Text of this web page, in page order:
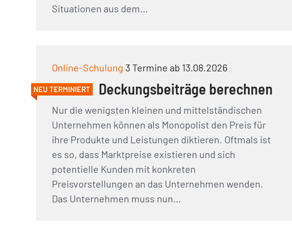
Situationen aus dem…
Online-Schulung 3 Termine ab 13.08.2026
NEU TERMINIERT Deckungsbeiträge berechnen
Nur die wenigsten kleinen und mittelständischen
Unternehmen können als Monopolist den Preis für
ihre Produkte und Leistungen diktieren. Oftmals ist
es so, dass Marktpreise existieren und sich
potentielle Kunden mit konkreten
Preisvorstellungen an das Unternehmen wenden.
Das Unternehmen muss nun…